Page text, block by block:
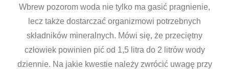
Wbrew pozorom woda nie tylko ma gasić pragnienie,
lecz także dostarczać organizmowi potrzebnych
składników mineralnych. Mówi się, że przeciętny
człowiek powinien pić od 1,5 litra do 2 litrów wody
dziennie. Na jakie kwestie należy zwrócić uwagę przy